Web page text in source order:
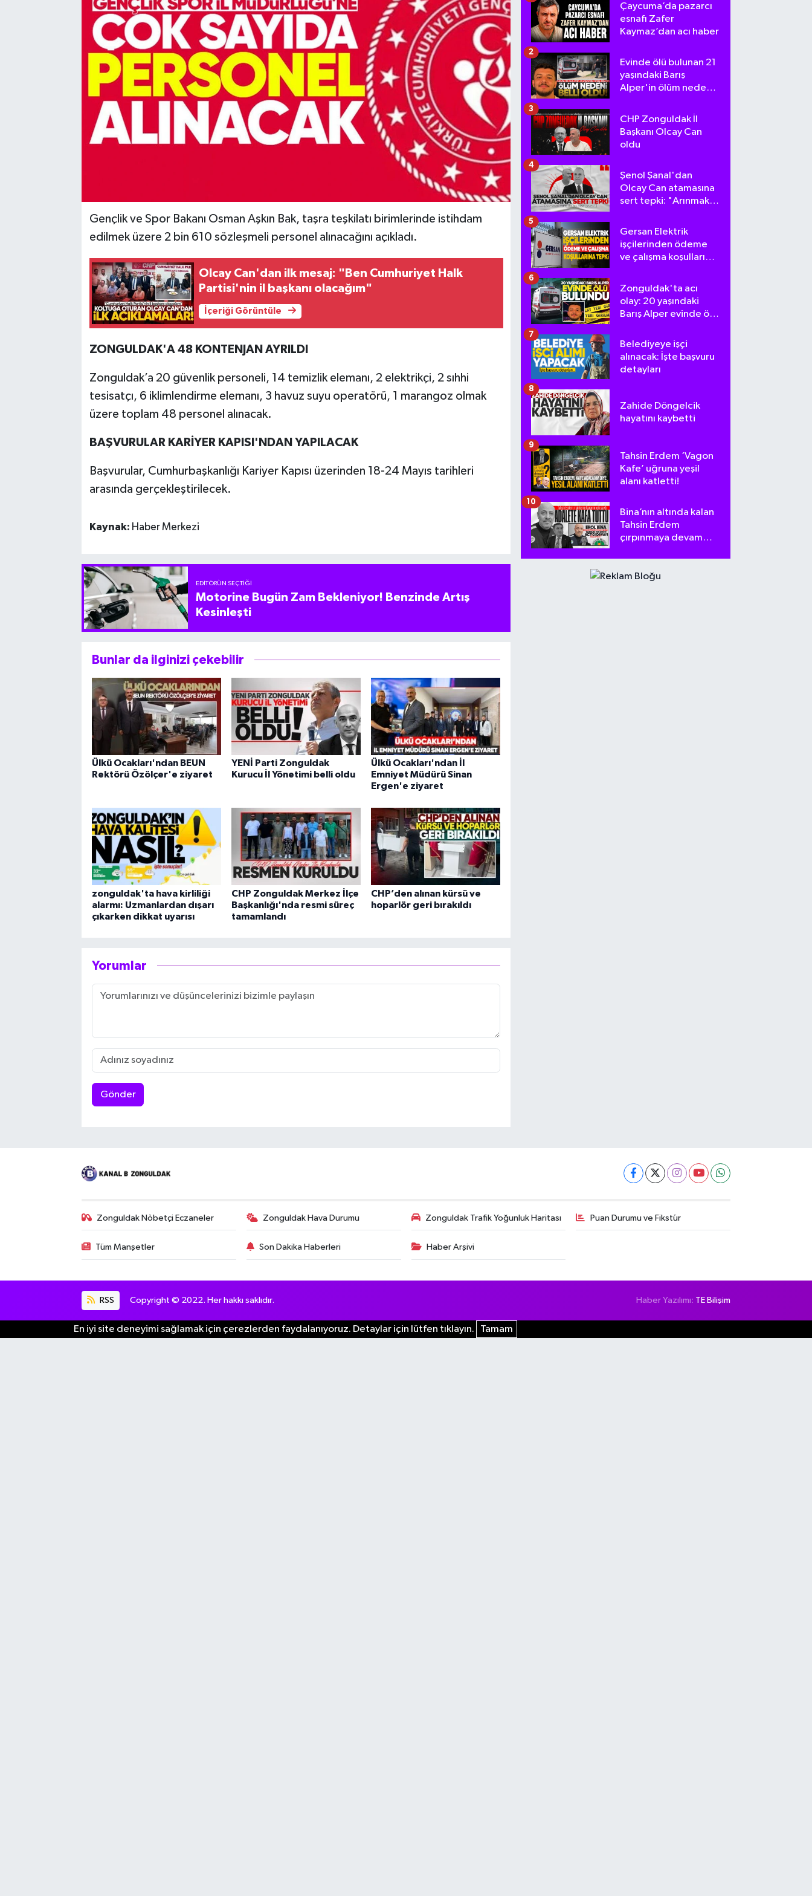
Gençlik ve Spor Bakanı Osman Aşkın Bak, taşra teşkilatı birimlerinde istihdam
edilmek üzere 2 bin 610 sözleşmeli personel alınacağını açıkladı.
Olcay Can'dan ilk mesaj: "Ben Cumhuriyet Halk
Partisi'nin il başkanı olacağım"
İçeriği Görüntüle
ZONGULDAK'A 48 KONTENJAN AYRILDI
Zonguldak’a 20 güvenlik personeli, 14 temizlik elemanı, 2 elektrikçi, 2 sıhhi
tesisatçı, 6 iklimlendirme elemanı, 3 havuz suyu operatörü, 1 marangoz olmak
üzere toplam 48 personel alınacak.
BAŞVURULAR KARİYER KAPISI'NDAN YAPILACAK
Başvurular, Cumhurbaşkanlığı Kariyer Kapısı üzerinden 18-24 Mayıs tarihleri
arasında gerçekleştirilecek.
Kaynak: Haber Merkezi
EDITÖRÜN SEÇTIĞI
Motorine Bugün Zam Bekleniyor! Benzinde Artış
Kesinleşti
Bunlar da ilginizi çekebilir
Ülkü Ocakları'ndan BEUN
Rektörü Özölçer'e ziyaret
YENİ Parti Zonguldak
Kurucu İl Yönetimi belli oldu
Ülkü Ocakları'ndan İl
Emniyet Müdürü Sinan
Ergen'e ziyaret
zonguldak'ta hava kirliliği
alarmı: Uzmanlardan dışarı
çıkarken dikkat uyarısı
CHP Zonguldak Merkez İlçe
Başkanlığı'nda resmi süreç
tamamlandı
CHP’den alınan kürsü ve
hoparlör geri bırakıldı
Yorumlar
Gönder
Çaycuma’da pazarcı
esnafı Zafer
Kaymaz’dan acı haber
Evinde ölü bulunan 21
yaşındaki Barış
Alper'in ölüm nedeni
2
CHP Zonguldak İl
Başkanı Olcay Can
oldu
3
Şenol Şanal'dan
Olcay Can atamasına
sert tepki: "Arınmak
gerek!"
4
Gersan Elektrik
işçilerinden ödeme
ve çalışma koşullarına
5
Zonguldak'ta acı
olay: 20 yaşındaki
Barış Alper evinde ölü
6
Belediyeye işçi
alınacak: İşte başvuru
detayları
7
Zahide Döngelcik
hayatını kaybetti
8
Tahsin Erdem ‘Vagon
Kafe’ uğruna yeşil
alanı katletti!
9
Bina’nın altında kalan
Tahsin Erdem
çırpınmaya devam
10
Zonguldak Nöbetçi Eczaneler Zonguldak Hava Durumu Zonguldak Trafik Yoğunluk Haritası Puan Durumu ve Fikstür
Tüm Manşetler Son Dakika Haberleri Haber Arşivi
RSS Copyright © 2022. Her hakkı saklıdır. Haber Yazılımı: TE Bilişim
En iyi site deneyimi sağlamak için çerezlerden faydalanıyoruz. Detaylar için lütfen tıklayın. Tamam